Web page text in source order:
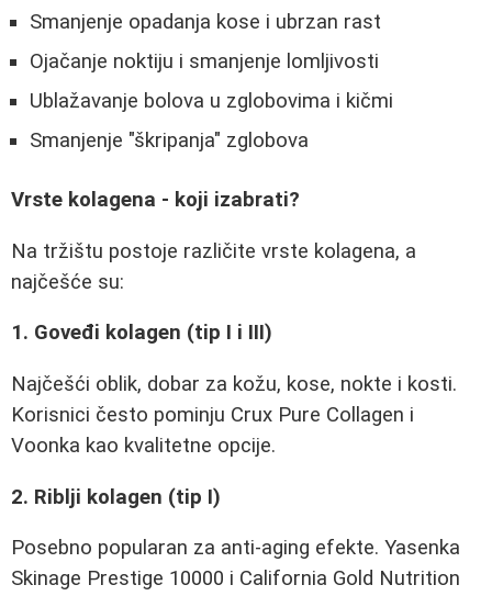
Smanjenje opadanja kose i ubrzan rast
Ojačanje noktiju i smanjenje lomljivosti
Ublažavanje bolova u zglobovima i kičmi
Smanjenje "škripanja" zglobova
Vrste kolagena - koji izabrati?
Na tržištu postoje različite vrste kolagena, a
najčešće su:
1. Goveđi kolagen (tip I i III)
Najčešći oblik, dobar za kožu, kose, nokte i kosti.
Korisnici često pominju Crux Pure Collagen i
Voonka kao kvalitetne opcije.
2. Riblji kolagen (tip I)
Posebno popularan za anti-aging efekte. Yasenka
Skinage Prestige 10000 i California Gold Nutrition